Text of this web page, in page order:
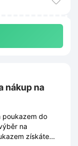
nákup na
poukazem do
na
získáte